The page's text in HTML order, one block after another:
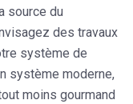
source du
des travaux
système de
système moderne,
moins gourmand